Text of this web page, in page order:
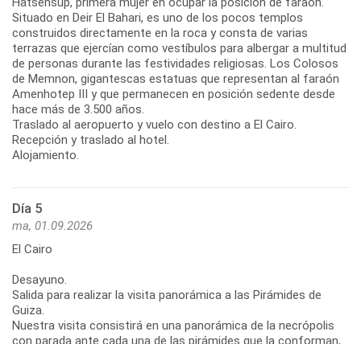
Situado en Deir El Bahari, es uno de los pocos templos
construidos directamente en la roca y consta de varias
terrazas que ejercían como vestíbulos para albergar a multitud
de personas durante las festividades religiosas. Los Colosos
de Memnon, gigantescas estatuas que representan al faraón
Amenhotep III y que permanecen en posición sedente desde
hace más de 3.500 años.
Traslado al aeropuerto y vuelo con destino a El Cairo.
Recepción y traslado al hotel.
Alojamiento.
Día 5
ma, 01.09.2026
El Cairo
Desayuno.
Salida para realizar la visita panorámica a las Pirámides de
Guiza.
Nuestra visita consistirá en una panorámica de la necrópolis
con parada ante cada una de las pirámides que la conforman,